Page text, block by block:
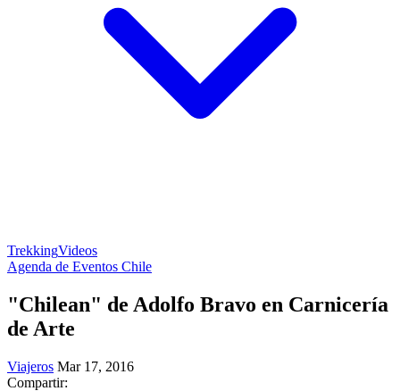
TrekkingVideos
Agenda de Eventos Chile
"Chilean" de Adolfo Bravo en Carnicería
de Arte
Viajeros Mar 17, 2016
Compartir: